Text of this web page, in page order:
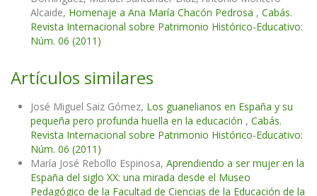
Alcaide, Homenaje a Ana María Chacón Pedrosa , Cabás.
Revista Internacional sobre Patrimonio Histórico-Educativo:
Núm. 06 (2011)
Artículos similares
José Miguel Saiz Gómez, Los guanelianos en España y su
pequeña pero profunda huella en la educación , Cabás.
Revista Internacional sobre Patrimonio Histórico-Educativo:
Núm. 06 (2011)
María José Rebollo Espinosa, Aprendiendo a ser mujer en la
España del siglo XX: una mirada desde el Museo
Pedagógico de la Facultad de Ciencias de la Educación de la